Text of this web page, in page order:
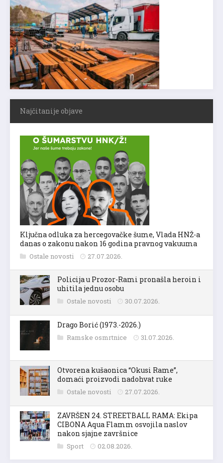
Najčitanije objave
Ključna odluka za hercegovačke šume, Vlada HNŽ-a
danas o zakonu nakon 16 godina pravnog vakuuma
Ostale novosti 27.07.2026.
Policija u Prozor-Rami pronašla heroin i
uhitila jednu osobu
Ostale novosti 30.07.2026.
Drago Borić (1973.-2026.)
Ramske osmrtnice 31.07.2026.
Otvorena kušaonica “Okusi Rame”,
domaći proizvodi nadohvat ruke
Ostale novosti 27.07.2026.
ZAVRŠEN 24. STREETBALL RAMA: Ekipa
CIBONA Aqua Flamm osvojila naslov
nakon sjajne završnice
Sport 02.08.2026.